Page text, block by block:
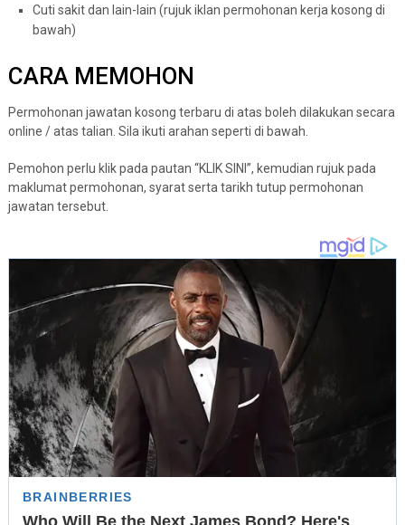
Cuti sakit dan lain-lain (rujuk iklan permohonan kerja kosong di
bawah)
CARA MEMOHON
Permohonan jawatan kosong terbaru di atas boleh dilakukan secara
online / atas talian. Sila ikuti arahan seperti di bawah.
Pemohon perlu klik pada pautan “KLIK SINI”, kemudian rujuk pada
maklumat permohonan, syarat serta tarikh tutup permohonan
jawatan tersebut.